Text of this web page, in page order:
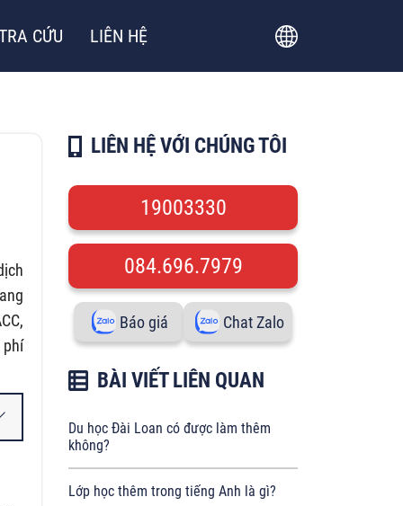
CỨU LIÊN HỆ
phí
LIÊN HỆ VỚI CHÚNG TÔI
19003330
084.696.7979
Báo giá Chat Zalo
BÀI VIẾT LIÊN QUAN
Du học Đài Loan có được làm thêm
không?
Lớp học thêm trong tiếng Anh là gì?